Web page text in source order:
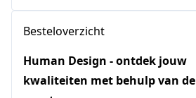
Besteloverzicht
Human Design - ontdek jouw
kwaliteiten met behulp van de